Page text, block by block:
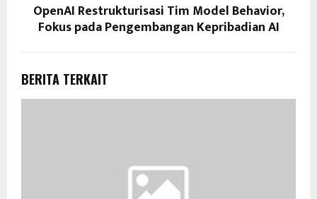
OpenAI Restrukturisasi Tim Model Behavior,
Fokus pada Pengembangan Kepribadian AI
BERITA TERKAIT